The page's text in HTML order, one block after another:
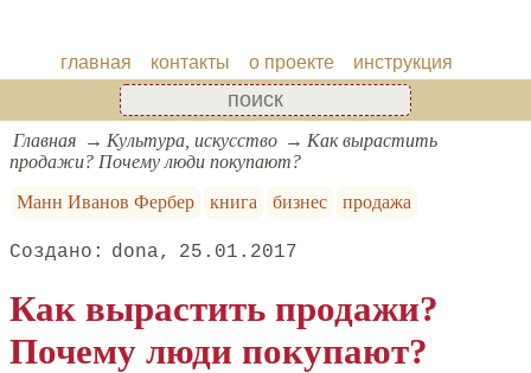
главная контакты о проекте инструкция
Главная Культура, искусство
Как вырастить
продажи? Почему люди покупают?
Манн Иванов Фербер
книга бизнес продажа
dona 25.01.2017
Как вырастить продажи?
Почему люди покупают?